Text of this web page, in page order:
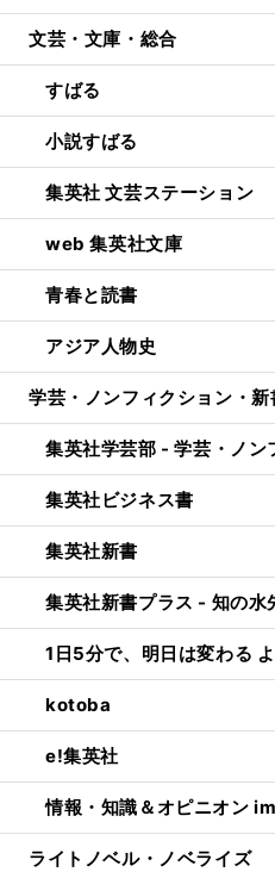
文芸・文庫・総合
すばる
小説すばる
集英社 文芸ステーション
web 集英社文庫
青春と読書
アジア人物史
学芸・ノンフィクション・新
集英社学芸部 - 学芸・ノン
集英社ビジネス書
集英社新書
集英社新書プラス - 知の水
1日5分で、明日は変わる
kotoba
e!集英社
情報・知識＆オピニオン
ライトノベル・ノベライズ